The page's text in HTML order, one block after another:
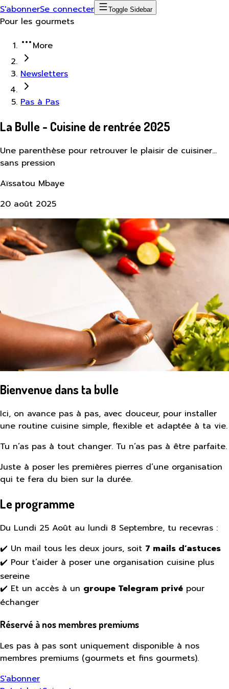
S'abonnerSe connecter Toggle Sidebar
Pour les gourmets
More
Newsletters
Pas à Pas
La Bulle - Cuisine de rentrée 2025
Une parenthèse pour retrouver le plaisir de cuisiner…
sans pression
Aïssatou Mbaye
20 août 2025
Bienvenue dans ta bulle
Ici, on avance pas à pas, avec douceur, pour installer
une routine cuisine simple, flexible et adaptée à ta vie.
Tu n’as pas à tout changer. Tu n’as pas à être parfaite.
Juste à poser les premières pierres d’une organisation
qui te fera du bien sur la durée.
Le programme
Du Lundi 25 Août au lundi 8 Septembre, tu recevras :
✔️ Un mail tous les deux jours, soit 7 mails d’astuces
✔️ Pour t’aider à poser une organisation cuisine plus
sereine
✔️ Et un accès à un groupe Telegram privé pour
échanger
Réservé à nos membres premiums
Les pas à pas sont uniquement disponible à nos
membres premiums (gourmets et fins gourmets).
S'abonner